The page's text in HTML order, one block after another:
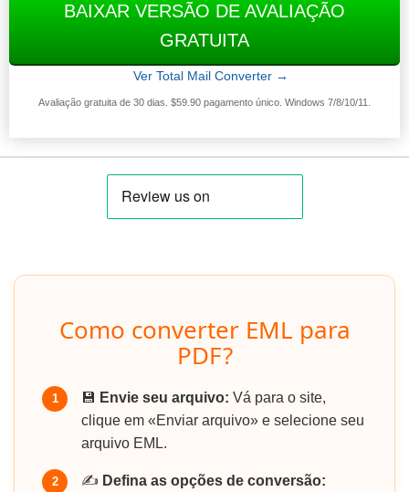
BAIXAR VERSÃO DE AVALIAÇÃO
GRATUITA
Ver Total Mail Converter →
Avaliação gratuita de 30 dias. $59.90 pagamento único. Windows 7/8/10/11.
Como converter EML para
PDF?
1 💾 Envie seu arquivo: Vá para o site,
clique em «Enviar arquivo» e selecione seu
arquivo EML.
2 ✍️ Defina as opções de conversão: